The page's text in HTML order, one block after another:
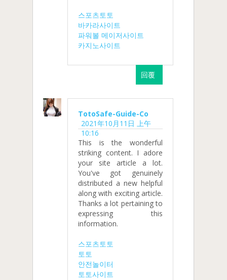
스포츠토토
바카라사이트
파워볼 메이저사이트
카지노사이트
回覆
TotoSafe-Guide-Co
2021年10月11日 上午
10:16
This is the wonderful
striking content. I adore
your site article a lot.
You've got genuinely
distributed a new helpful
along with exciting article.
Thanks a lot pertaining to
expressing this
information.
스포츠토토
토토
안전놀이터
토토사이트